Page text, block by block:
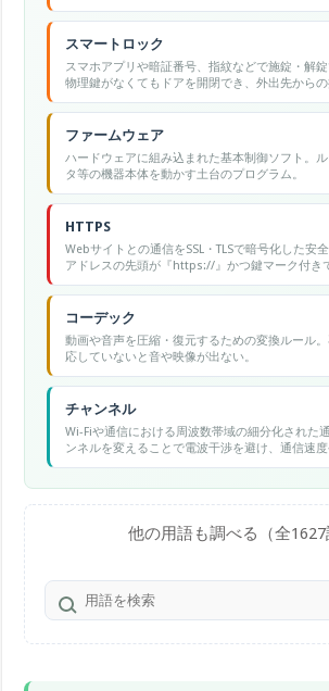
スマートロック
スマホアプリや暗証番号、指紋などで施錠・解錠
物理鍵がなくてもドアを開閉でき、外出先から
もできる。
ファームウェア
ハードウェアに組み込まれた基本制御ソフト。
タ等の機器本体を動かす土台のプログラム。
HTTPS
Webサイトとの通信をSSL・TLSで暗号化した安
アドレスの先頭が『https://』かつ鍵マーク付き
コーデック
動画や音声を圧縮・復元するための変換ルール
応していないと音や映像が出ない。
チャンネル
Wi-Fiや通信における周波数帯域の細分化された
ンネルを変えることで電波干渉を避け、通信速
できます。
他の用語も調べる（全1627